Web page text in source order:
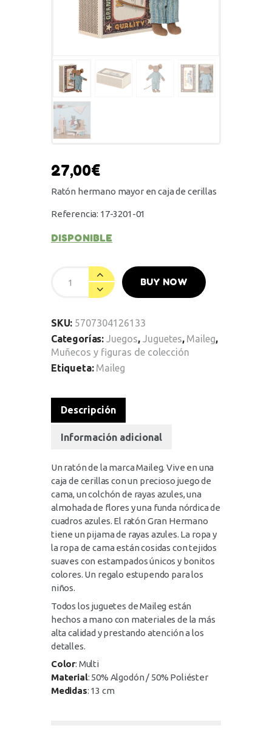
27,00€
Ratón hermano mayor en caja de cerillas
Referencia: 17-3201-01
DISPONIBLE
BUY NOW
SKU: 5707304126133
Categorías: Juegos, Juguetes, Maileg,
Muñecos y figuras de colección
Etiqueta: Maileg
Descripción
Información adicional
Un ratón de la marca Maileg. Vive en una
caja de cerillas con un precioso juego de
cama, un colchón de rayas azules, una
almohada de flores y una funda nórdica de
cuadros azules. El ratón Gran Hermano
tiene un pijama de rayas azules. La ropa y
la ropa de cama están cosidas con tejidos
suaves con estampados únicos y bonitos
colores. Un regalo estupendo para los
niños.
Todos los juguetes de Maileg están
hechos a mano con materiales de la más
alta calidad y prestando atención a los
detalles.
Color: Multi
Material: 50% Algodón / 50% Poliéster
Medidas: 13 cm